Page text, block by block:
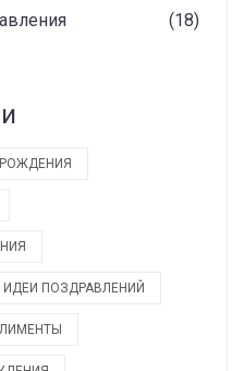
(18)
ИДЕИ ПОЗДРАВЛЕНИЙ